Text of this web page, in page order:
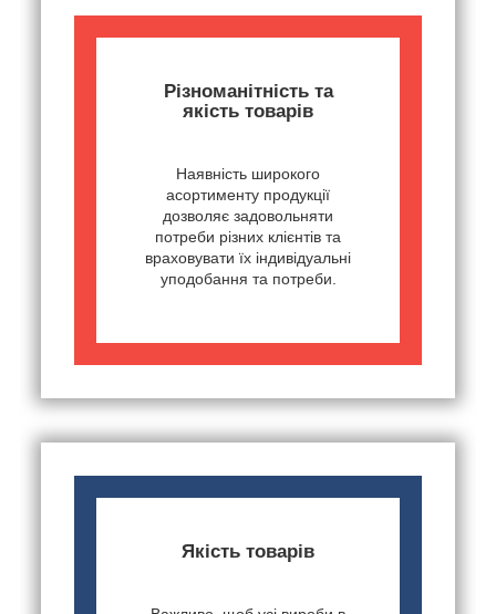
Різноманітність та
якість товарів
Наявність широкого
асортименту продукції
дозволяє задовольняти
потреби різних клієнтів та
враховувати їх індивідуальні
уподобання та потреби.
Якість товарів